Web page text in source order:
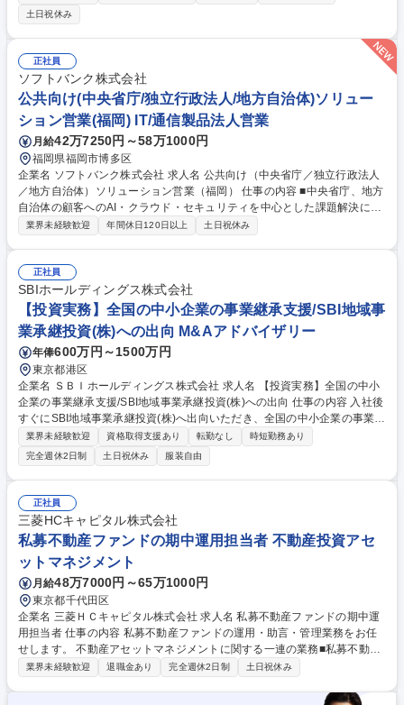
ます。（ソーシングからクロージングま で、不動産取得の一連の流れを一
貫して担当することができます） 【主要業務】■ソーシング（案件情報収
集）■デューデリジェンス（開示資料確認・物件分析）■バリュエーション
（キャッシュフロー作成） ■プレゼン資料作成 ■投資判断に関する社内調
整 ■取得関連業務全般 募集職種 【京王グループ】不動産私募ファンド事
業のアクイジション担当募集
土日祝休み
正社員
ソフトバンク株式会社
公共向け(中央省庁/独立行政法人/地方自治体)ソリュー
ション営業(福岡) IT/通信製品法人営業
月給42万7250円～58万1000円
福岡県福岡市博多区
企業名 ソフトバンク株式会社 求人名 公共向け（中央省庁／独立行政法人
／地方自治体）ソリューション営業（福岡） 仕事の内容 ■中央省庁、地方
自治体の顧客へのAI・クラウド・セキュリティを中心とした課題解決に向
けた提案から受注活動■中央省庁、地方自治体の顧客の既存事業の拡大に
査 ■顧客との関係性の構築に向けた戦略の検討 ■顧客の課題に即したソリ
ューション提案 ■既存の取引に関するフォローアップ対応 募集職種 公共
向け（中央省庁／独立行政法人／地方自治体）ソリューション営業（福
岡）
業界未経験歓迎 年間休日120日以上 土日祝休み
正社員
SBIホールディングス株式会社
【投資実務】全国の中小企業の事業継承支援/SBI地域事
業承継投資(株)への出向 M&Aアドバイザリー
年俸600万円～1500万円
東京都港区
企業名 ＳＢＩホールディングス株式会社 求人名 【投資実務】全国の中小
企業の事業継承支援/SBI地域事業承継投資(株)への出向 仕事の内容 入社後
すぐにSBI地域事業承継投資(株)へ出向いただき、全国の中小企業の事業承
継支援を目的とした投資業務全般、投資案件のソーシングや出資先の事業
承継の支援等をお任せいたします。 ■ソーシング（案件発掘）：提携する
地域金融機関等ののネットワークを活用し、後継者難を抱える中小企業を
発掘します。 ■投資実行：一般的なファンドが対象としない小規模な企業
も含めた中堅・中小企業を対象に精査を行います。 ■ハンズオン支援・バ
リューアップ：投資先を「核」とし、同業他社の譲り受けや統合を進め、
事業基盤を拡大させます。 など 募集職種 【投資実務】全国の中小企業の
事業継承支援/SBI地域事業承継投資(株)への出向
業界未経験歓迎 資格取得支援あり 転勤なし
時短勤務あり
完全週休2日制
土日祝休み 服装自由
正社員
三菱HCキャピタル株式会社
私募不動産ファンドの期中運用担当者 不動産投資アセ
ットマネジメント
月給48万7000円～65万1000円
東京都千代田区
企業名 三菱ＨＣキャピタル株式会社 求人名 私募不動産ファンドの期中運
用担当者 仕事の内容 私募不動産ファンドの運用・助言・管理業務をお任
せします。 不動産アセットマネジメントに関する一連の業務■私募不動産
ファンド（主にTK-GKスキーム）の戦略的運用計画の立案■運用計画の実
キーム関係者への報告等の対応■PM会社等への指示・調整■上記に付属す
業界未経験歓迎 退職金あり 完全週休2日制 土日祝休み